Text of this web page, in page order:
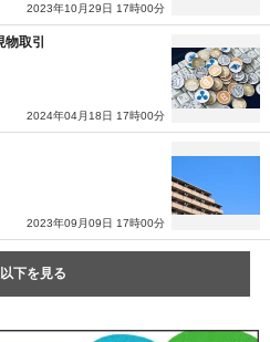
2023年10月29日 17時00分
取引
2024年04月18日 17時00分
2023年09月09日 17時00分
下を見る